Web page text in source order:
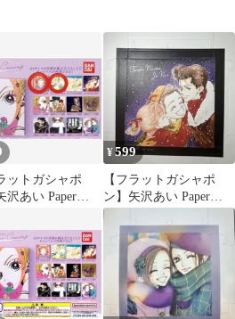
ットガシャポ
沢あい Paper
¥599
【フラットガシャポ
ン】矢沢あい Paper
Canvas 天使なんかじゃ
ないD